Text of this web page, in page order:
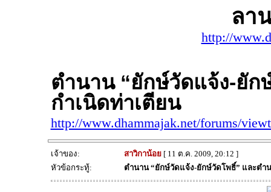
ลา
http://
ตำนาน “ยักษ์วัดแจ้ง-ยัก
กำเนิดท่าเตียน
http://www.dhammajak.net/forums/
เจ้าของ: สาวิกาน้อย[ 11 ต.ค. 2009, 20:12 ]
หัวข้อกระทู้:
ตำนาน “ยักษ์วัดแจ้ง-ยักษ์วัดโพธิ์” และตำ